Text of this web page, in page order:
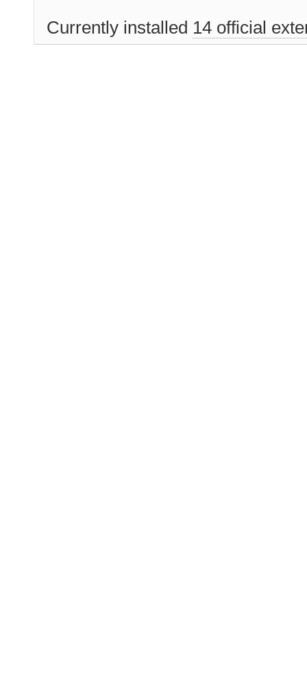
Currently installed 14 official